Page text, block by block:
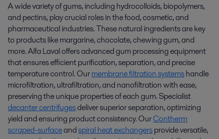
A wide variety of gums, including hydrocolloids, biopolymers,
and pectins, play crucial roles in the food, cosmetic, and
pharmaceutical industries. These natural ingredients are key
to products like margarine, chocolate, chewing gum, and
more. Alfa Laval offers advanced gum processing equipment
that ensures efficient purification, separation, and precise
temperature control. Ourmembrane filtration systemshandle
microfiltration, ultrafiltration, and nanofiltration with ease,
preserving the unique properties of each gum. Specialist
decanter centrifugesdeliver superior separation, optimizing
yield and ensuring product consistency. OurContherm
scraped-surfaceandspiral heat exchangersprovide versatile,